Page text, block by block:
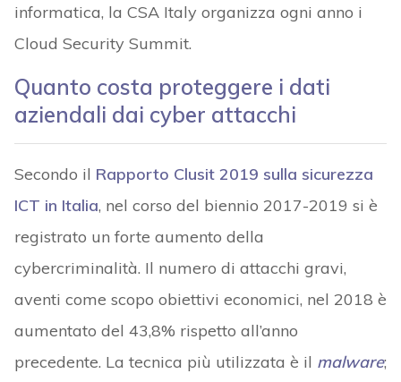
informatica, la CSA Italy organizza ogni anno i
Cloud Security Summit.
Quanto costa proteggere i dati
aziendali dai cyber attacchi
Secondo il Rapporto Clusit 2019 sulla sicurezza
ICT in Italia, nel corso del biennio 2017-2019 si è
registrato un forte aumento della
cybercriminalità. Il numero di attacchi gravi,
aventi come scopo obiettivi economici, nel 2018 è
aumentato del 43,8% rispetto all’anno
precedente. La tecnica più utilizzata è il malware;